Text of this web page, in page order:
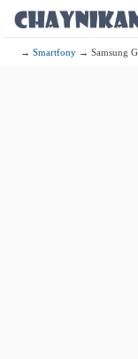
→Smartfony → Samsung